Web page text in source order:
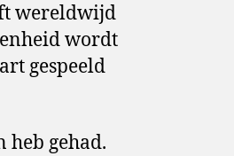
wereldwijd
wordt
gespeeld
heb gehad.